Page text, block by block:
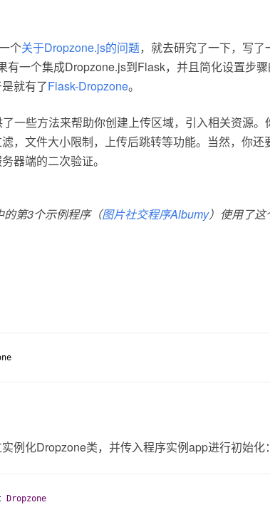
个关于Dropzone.js的问题，就去研究了一下，写
有一个集成Dropzone.js到Flask，并且简化设置步
就有了Flask-Dropzone。
一些方法来帮助你创建上传区域，引入相关资源。
，文件大小限制，上传后跳转等功能。当然，你还
器端的二次验证。
的第3个示例程序（图片社交程序Albumy）使用了这
例化Dropzone类，并传入程序实例app进行初始化
Dropzone